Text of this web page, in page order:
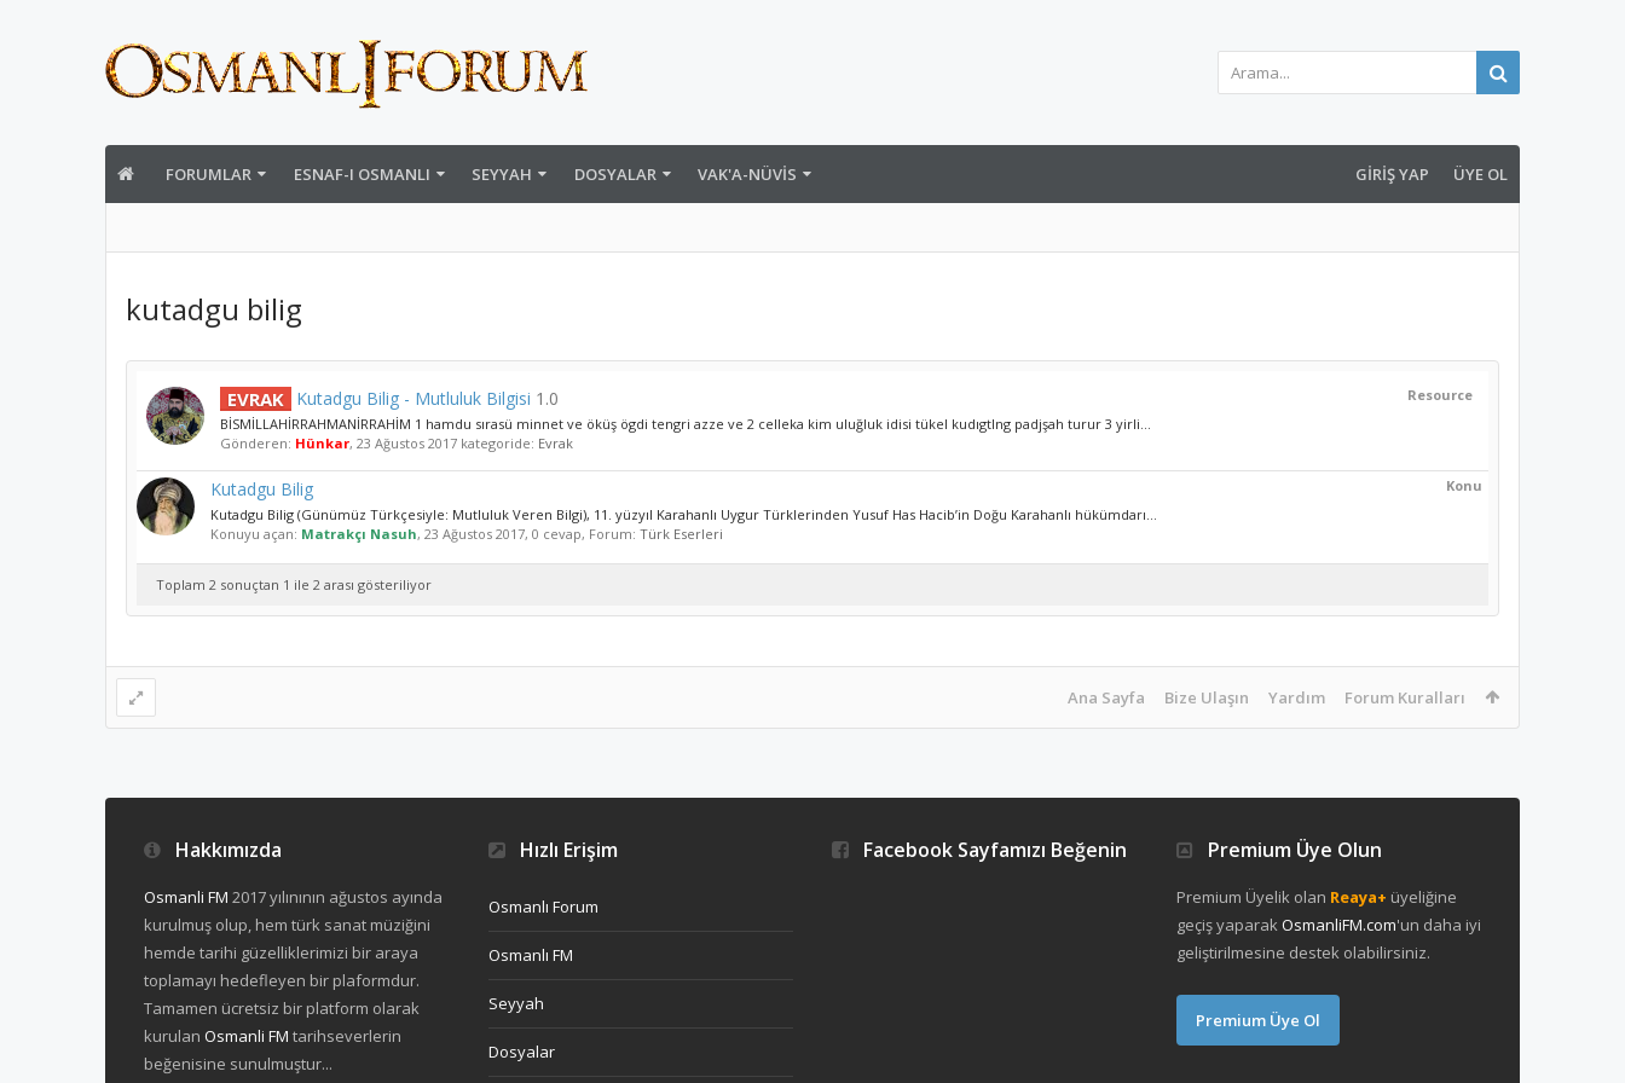
FORUMLAR ESNAF-I OSMANLI SEYYAH DOSYALAR VAK'A-NÜVIS GIRIŞ YAP ÜYE OL
kutadgu bilig
Resource
EVRAK Kutadgu Bilig - Mutluluk Bilgisi 1.0
BİSMİLLAHİRRAHMANİRRAHİM 1 hamdu sırasü minnet ve öküş ögdi tengri azze ve 2 celleka kim uluğluk idisi tükel kudıgtlng padjşah turur 3 yirli...
Gönderen: Hünkar, 23 Ağustos 2017 kategoride: Evrak
Konu
Kutadgu Bilig
Kutadgu Bilig (Günümüz Türkçesiyle: Mutluluk Veren Bilgi), 11. yüzyıl Karahanlı Uygur Türklerinden Yusuf Has Hacib’in Doğu Karahanlı hükümdarı...
Konuyu açan: Matrakçı Nasuh, 23 Ağustos 2017, 0 cevap, Forum: Türk Eserleri
Toplam 2 sonuçtan 1 ile 2 arası gösteriliyor
Ana Sayfa Bize Ulaşın Yardım Forum Kuralları
Hakkımızda
Osmanli FM 2017 yılınının ağustos ayında
kurulmuş olup, hem türk sanat müziğini
hemde tarihi güzelliklerimizi bir araya
toplamayı hedefleyen bir plaformdur.
Tamamen ücretsiz bir platform olarak
kurulan Osmanli FM tarihseverlerin
beğenisine sunulmuştur...
Hızlı Erişim
Osmanlı Forum
Osmanlı FM
Seyyah
Dosyalar
Facebook Sayfamızı Beğenin Premium Üye Olun
Premium Üyelik olan Reaya+ üyeliğine
geçiş yaparakOsmanliFM.com'un daha iyi
geliştirilmesine destek olabilirsiniz.
Premium Üye Ol